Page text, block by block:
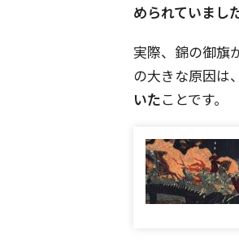
められていました
実際、錦の御旗
の大きな原因は
いたことです。